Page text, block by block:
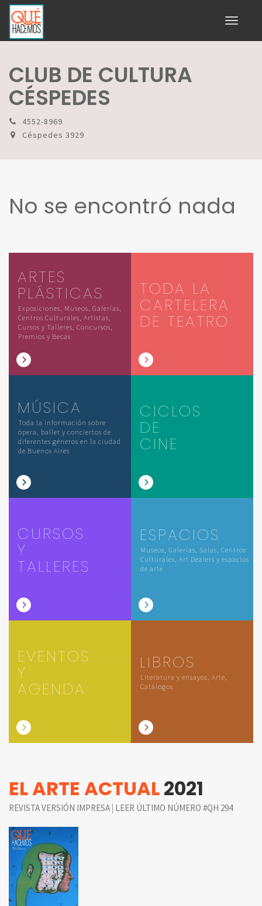
Toggle
CLUB DE CULTURA
CÉSPEDES
4552-8969
Céspedes 3929
No se encontró nada
ARTES
PLÁSTICAS
Exposiciones, Museos, Galerías,
Centros Culturales, Artistas,
Cursos y Talleres, Concursos,
Premios y Becas
TODA LA
CARTELERA
DE TEATRO
MÚSICA
Toda la información sobre
ópera, ballet y conciertos de
diferentes géneros en la ciudad
de Buenos Aires
CICLOS
DE
CINE
CURSOS
Y
TALLERES
ESPACIOS
Museos, Galerías, Salas, Centros
Culturales, Art Dealers y espacios
de arte
EVENTOS
Y
AGENDA
LIBROS
Literatura y ensayos, Arte,
Catálogos
EL ARTE ACTUAL2021
REVISTA VERSIÓN IMPRESA | LEER ÚLTIMO NÚMERO #QH 294